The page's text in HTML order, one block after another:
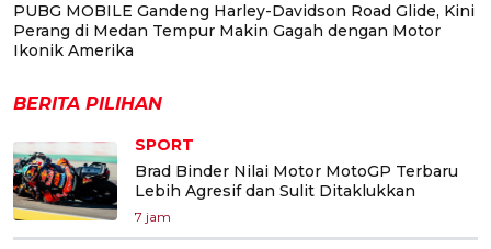
PUBG MOBILE Gandeng Harley-Davidson Road Glide, Kini
Perang di Medan Tempur Makin Gagah dengan Motor
Ikonik Amerika
BERITA PILIHAN
SPORT
Brad Binder Nilai Motor MotoGP Terbaru
Lebih Agresif dan Sulit Ditaklukkan
7 jam